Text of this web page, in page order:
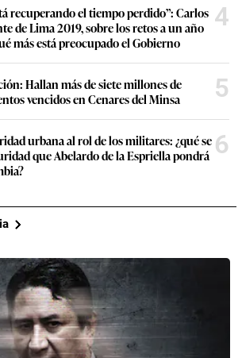
recuperando el tiempo perdido”: Carlos
de Lima 2019, sobre los retos a un año
más está preocupado el Gobierno
4
Hallan más de siete millones de
vencidos en Cenares del Minsa
5
urbana al rol de los militares: ¿qué se
que Abelardo de la Espriella pondrá 6